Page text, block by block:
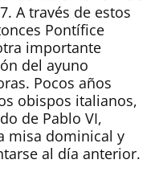
A través de estos
Pontífice
importante
del ayuno
Pocos años
obispos italianos,
de Pablo VI,
misa dominical y
al día anterior.